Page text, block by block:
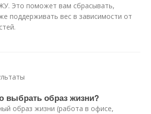
Это поможет вам сбрасывать,
поддерживать вес в зависимости от
выбрать образ жизни?
образ жизни (работа в офисе,